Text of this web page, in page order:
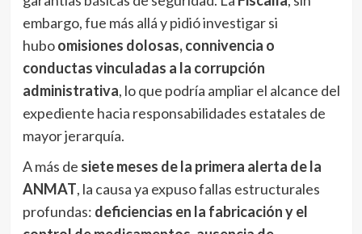
embargo, fue más allá y pidió investigar si
huboomisiones dolosas, connivencia o
conductas vinculadas a la corrupción
administrativa, lo que podría ampliar el alcance del
expediente hacia responsabilidades estatales de
mayor jerarquía.
A más de siete meses de la primera alerta de la
ANMAT, la causa ya expuso fallas estructurales
profundas: deficiencias en la fabricación y el